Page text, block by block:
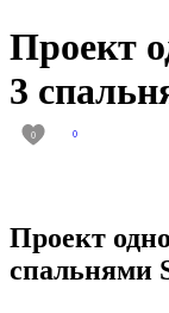
Проект
3
0 0
Проект
спальнями